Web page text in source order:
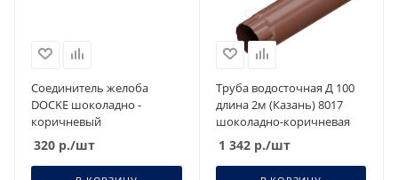
Соединитель желоба
DOCKE шоколадно -
коричневый
320 р./шт
Труба водосточная Д 100
длина 2м (Казань) 8017
шоколадно-коричневая
1 342р./шт